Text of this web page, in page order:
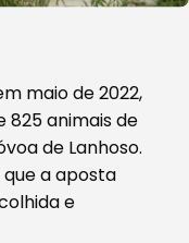
maio de 2022,
825 animais de
de Lanhoso.
a aposta
e